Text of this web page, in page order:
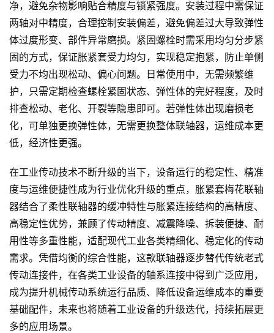
净，避免杂物影响贴合精度与锁紧强度。安装过程中需保证
两轴对中精度，合理控制安装偏差，避免偏差过大导致弹性
体过度形变、部件异常磨损。紧固螺栓时需采用均匀分步紧
固的方式，保证胀紧套受力均匀，实现稳定抱紧，防止单侧
受力不均出现松动、偏心问题。日常使用中，无需频繁维
护，只需定期检查螺栓紧固状态、弹性体的完好程度，及时
排查松动、老化、开裂等隐患即可。若弹性体出现磨损老
化，可单独更换弹性体，无需更换整体联轴器，运维成本更
低，经济性更强。
在工业传动技术不断升级的当下，设备运行的稳定性、精准
度与运维便捷性成为行业优化升级的重点，胀紧套梅花联轴
器结合了柔性联轴器的缓冲特性与胀紧连接结构的高精度、
高稳定性优势，兼顾了传动精度、减震降噪、拆装便捷、耐
用性等多重性能，适配现代工业各类精细化、稳定化的传动
需求。凭借均衡的综合性能，这款联轴器逐步替代传统老式
传动连接件，在各类工业设备的轴系连接中得到广泛应用，
成为提升机械传动系统运行品质、降低设备运维成本的重要
基础配件，未来也将随着工业设备的升级迭代，持续拓展更
多的应用场景。